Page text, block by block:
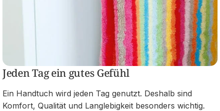
Jeden Tag ein gutes Gefühl
Ein Handtuch wird jeden Tag genutzt. Deshalb sind
Komfort, Qualität und Langlebigkeit besonders wichtig.